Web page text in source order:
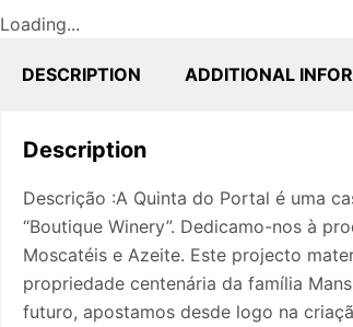
Loading...
DESCRIPTION ADDITIONAL
Description
Descrição :A Quinta do Portal é uma
“Boutique Winery”. Dedicamo-nos à
Moscatéis e Azeite. Este projecto
propriedade centenária da família
futuro, apostamos desde logo na